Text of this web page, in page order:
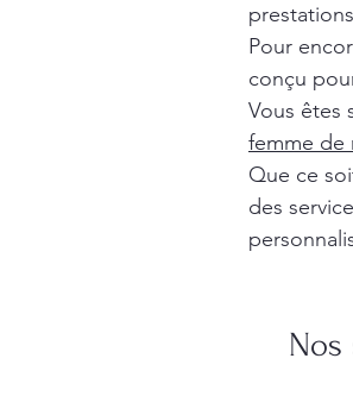
Pour
conçu
Vous êtes
femme de
Que ce
des